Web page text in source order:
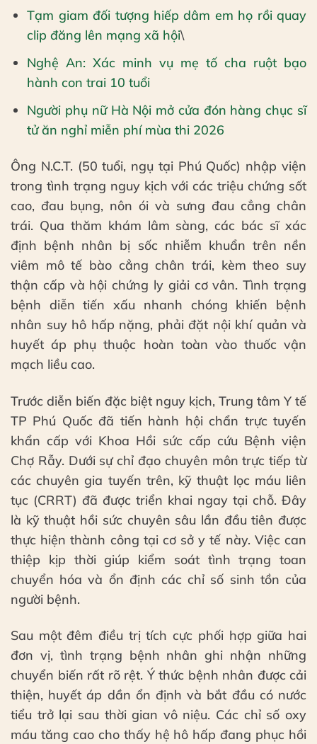
Tạm giam đối tượng hiếp dâm em họ rồi quay
clip đăng lên mạng xã hội\
Nghệ An: Xác minh vụ mẹ tố cha ruột bạo
hành con trai 10 tuổi
Người phụ nữ Hà Nội mở cửa đón hàng chục sĩ
tử ăn nghỉ miễn phí mùa thi 2026
Ông N.C.T. (50 tuổi, ngụ tại Phú Quốc) nhập viện
trong tình trạng nguy kịch với các triệu chứng sốt
cao, đau bụng, nôn ói và sưng đau cẳng chân
trái. Qua thăm khám lâm sàng, các bác sĩ xác
định bệnh nhân bị sốc nhiễm khuẩn trên nền
viêm mô tế bào cẳng chân trái, kèm theo suy
thận cấp và hội chứng ly giải cơ vân. Tình trạng
bệnh diễn tiến xấu nhanh chóng khiến bệnh
nhân suy hô hấp nặng, phải đặt nội khí quản và
huyết áp phụ thuộc hoàn toàn vào thuốc vận
mạch liều cao.
Trước diễn biến đặc biệt nguy kịch, Trung tâm Y tế
TP Phú Quốc đã tiến hành hội chẩn trực tuyến
khẩn cấp với Khoa Hồi sức cấp cứu Bệnh viện
Chợ Rẫy. Dưới sự chỉ đạo chuyên môn trực tiếp từ
các chuyên gia tuyến trên, kỹ thuật lọc máu liên
tục (CRRT) đã được triển khai ngay tại chỗ. Đây
là kỹ thuật hồi sức chuyên sâu lần đầu tiên được
thực hiện thành công tại cơ sở y tế này. Việc can
thiệp kịp thời giúp kiểm soát tình trạng toan
chuyển hóa và ổn định các chỉ số sinh tồn của
người bệnh.
Sau một đêm điều trị tích cực phối hợp giữa hai
đơn vị, tình trạng bệnh nhân ghi nhận những
chuyển biến rất rõ rệt. Ý thức bệnh nhân được cải
thiện, huyết áp dần ổn định và bắt đầu có nước
tiểu trở lại sau thời gian vô niệu. Các chỉ số oxy
máu tăng cao cho thấy hệ hô hấp đang phục hồi